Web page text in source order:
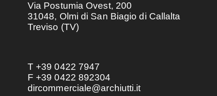
Via Postumia Ovest, 200
31048, Olmi di San Biagio di Callalta
Treviso (TV)
T +39 0422 7947
F +39 0422 892304
dircommerciale@archiutti.it